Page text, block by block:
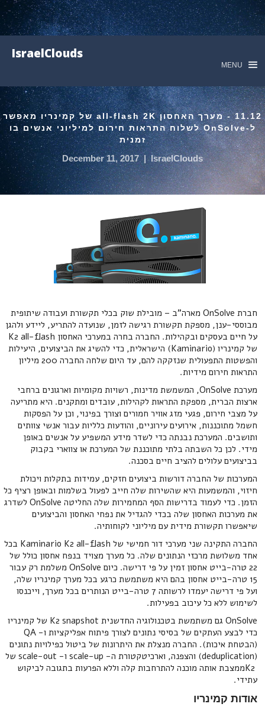
IsraelClouds
MENU
11.12 - מערך האחסון all-flash 2K של קמינריו מאפשר
ל-OnSolve לשלוח התראות חירום למיליוני אנשים בו
זמנית
IsraelClouds
|
December 11, 2017
חברת OnSolve מארה"ב – מובילת שוק בכלי תקשורת ועבודה שיתופית
מבוססי-ענן, מספקת תקשורת רגישה לזמן, שנועדה להתריע, ליידע ולהגן
על חיים בעסקים ובקהילות. החברה בחרה במערכי האחסון K2 all-flash
של קמינריו (Kaminario) הישראלית, כדי להשיג את הביצועים, היעילות
והפשטות התפעולית שנזקקה להם, עד היום שלחה החברה 200 מיליון
התראות חירום מידיות.
מערכת OnSolve, המשמשת מדינות, רשויות מקומיות וארגונים ברחבי
ארצות הברית, מספקת התראות לקהילות, עובדים ומתקנים. היא מתריעה
על מצבי חירום, פגעי מזג אוויר חמורים וצורך בפינוי, וכן על הפסקות
חשמל מתוכננות, אירועים עירוניים, והודעות כלליות עבור אנשי צוותים
ותושבים. המערכת נבנתה כדי לשדר מידע המשפיע על אנשים באופן
מידי. לכן כל השבתה בלתי מתוכננת של המערכת או צווארי בקבוק
בביצועים עלולים להציב חיים בסכנה.
המערכות של החברה דורשות ביצועים חזקים, עמידות בתקלות ויכולת
חיזוי, והמשמעות היא שהשירות שלה חייב לפעול בשלמות ובאופן רציף כל
הזמן. כדי לעמוד בדרישות הסף המחמירות שלה החליטה OnSolve לשדרג
את מערכות האחסון שלה בכדי להגדיל את נפחי האחסון והביצועים
שיאפשרו תקשורת מידית עם מיליוני לקוחותיה.
החברה התקינה שני מערכי דור חמישי של Kaminario K2 all-flash בכל
אחד משלושת מרכזי הנתונים שלה. כל מערך מצויד בנפח אחסון כולל של
22 טרה-בייט אחסון זמין על פי דרישה. כיום OnSolve משלמת רק עבור
15 טרה-בייט אחסון בהם היא משתמשת כרגע בכל מערך קמינריו שלה,
ועל פי דרישה יעמדו לרשותה 7 טרה-בייט הנותרים בכל מערך, וייכנסו
לשימוש ללא כל עיכוב בפעילות.
OnSolve גם משתמשת בטכנולוגיה החדשנית K2 snapshot של קמינריו
כדי לבצע העתקים של בסיסי נתונים לצורך פיתוח אפליקציות ו- QA
(הבטחת איכות). החברה מנצלת את היתרונות של ביטול כפילויות נתונים
(deduplication) והצפנה, וארכיטקטורת ה- scale-up ו- scale-out של
K2ממצבת אותה מוכנה להתרחבות קלה וללא הפרעות בתגובה לביקוש
עתידי.
אודות קמינריו